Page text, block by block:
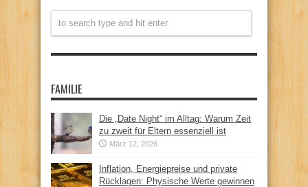
FAMILIE
Die „Date Night“ im Alltag: Warum Zeit
zu zweit für Eltern essenziell ist
März 12, 2026
Inflation, Energiepreise und private
Rücklagen: Physische Werte gewinnen